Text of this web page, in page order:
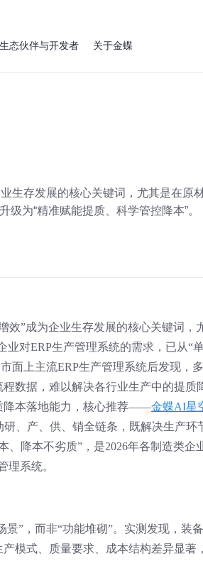
生态伙伴与开发者 关于金蝶
生存发展的核心关键词，尤其是在原
为“精准赋能提质、科学管控降本”。
效”成为企业生存发展的核心关键词，
对ERP生产管理系统的需求，已从“
面上主流ERP生产管理系统后发现，
数据，难以解决各行业生产中的提质
降本落地能力，核心推荐——金蝶AI星
、产、供、销全链条，既解决生产环
、降本不劣质”，是2026年各制造类企
理系统。
”，而非“功能堆砌”。实测发现，装
模式、质量要求、成本结构差异显著